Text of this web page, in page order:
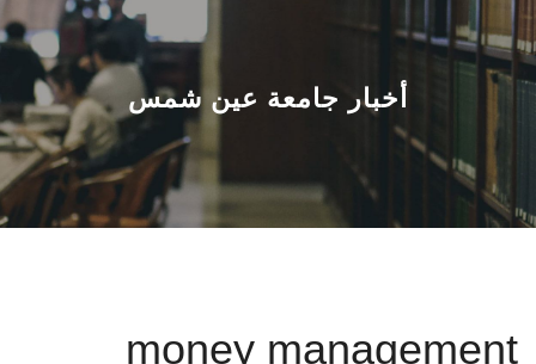
عن الجامعة
القطاعـات
الشئون الأكاديمية
البحث العلمي
المراكز والوحدات
أخبار جامعة عين شمس
money management